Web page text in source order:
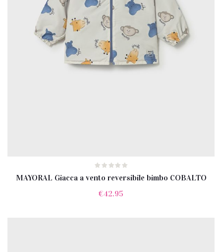
MAYORAL Giacca a vento reversibile bimbo COBALTO
€42.95